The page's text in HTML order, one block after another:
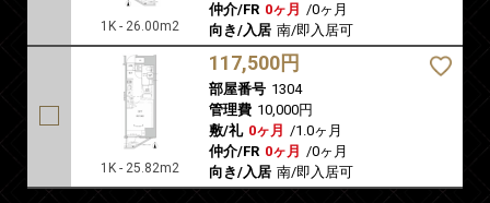
1K - 26.00m2
仲介/FR 0ヶ月 /0ヶ月
向き/入居 南/即入居可
1K - 25.82m2
117,500円
部屋番号 1304
管理費 10,000円
敷/礼 0ヶ月 /1.0ヶ月
仲介/FR 0ヶ月 /0ヶ月
向き/入居 南/即入居可